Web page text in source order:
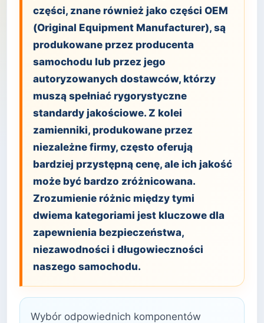
części, znane również jako części OEM
(Original Equipment Manufacturer), są
produkowane przez producenta
samochodu lub przez jego
autoryzowanych dostawców, którzy
muszą spełniać rygorystyczne
standardy jakościowe. Z kolei
zamienniki, produkowane przez
niezależne firmy, często oferują
bardziej przystępną cenę, ale ich jakość
może być bardzo zróżnicowana.
Zrozumienie różnic między tymi
dwiema kategoriami jest kluczowe dla
zapewnienia bezpieczeństwa,
niezawodności i długowieczności
naszego samochodu.
Wybór odpowiednich komponentów